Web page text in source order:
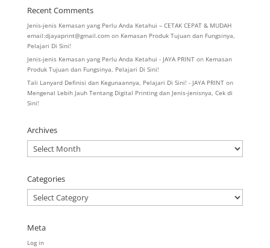
Recent Comments
Jenis-jenis Kemasan yang Perlu Anda Ketahui – CETAK CEPAT & MUDAH
email:djayaprint@gmail.comon Kemasan Produk Tujuan dan Fungsinya,
Pelajari Di Sini!
Jenis-jenis Kemasan yang Perlu Anda Ketahui - JAYA PRINTon Kemasan
Produk Tujuan dan Fungsinya, Pelajari Di Sini!
Tali Lanyard Definisi dan Kegunaannya, Pelajari Di Sini! - JAYA PRINTon
Mengenal Lebih Jauh Tentang Digital Printing dan Jenis-jenisnya, Cek di
Sini!
Archives
Archives
Categories
Categories
Meta
Log in